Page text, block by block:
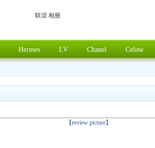
联谊 相册
Hermes LV Chanel Celine
【review picture】
上一张